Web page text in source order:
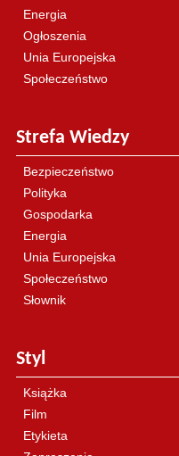
Energia
Ogłoszenia
Unia Europejska
Społeczeństwo
Strefa Wiedzy
Bezpieczeństwo
Polityka
Gospodarka
Energia
Unia Europejska
Społeczeństwo
Słownik
Styl
Książka
Film
Etykieta